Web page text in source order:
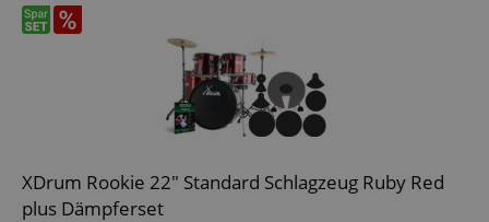
XDrum Rookie 22" Standard Schlagzeug Ruby Red
plus Dämpferset